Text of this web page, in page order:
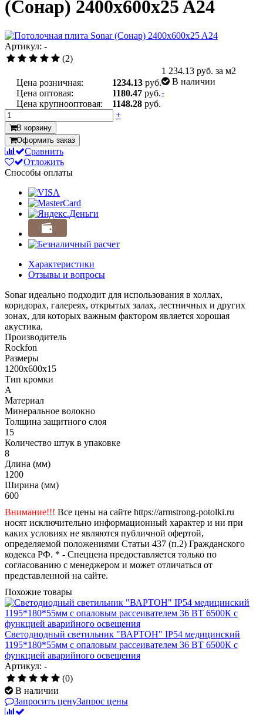
(Сонар) 2400x600x25 A24
Артикул: -
(2)
Цена розничная: 1234.13 руб.
Цена оптовая:
1180.47 руб.
Цена крупнооптовая:
1148.28 руб.
1 234.13 руб. за м2
В наличии
-
+
В корзину
Оформить заказ
Сравнить
Отложить
Способы оплаты
Характеристики
Отзывы и вопросы
Sonar идеально подходит для использования в холлах,
коридорах, галереях, открытых залах, лестничных и других
зонах, для которых важным фактором является хорошая
акустика.
Производитель
Rockfon
Размеры
1200x600x15
Тип кромки
A
Материал
Минеральное волокно
Толщина защитного слоя
15
Количество штук в упаковке
8
Длина (мм)
1200
Ширина (мм)
600
Внимание!!! Все цены на сайте https://armstrong-potolki.ru
носят исключительно информационный характер и ни при
каких условиях не являются публичной офертой,
определяемой положениями Статьи 437 (п.2) Гражданского
кодекса РФ. * - Спеццена предоставляется только по
согласованию с менеджером и может отличаться от
представленной на сайте.
Похожие товары
Светодиодный светильник "ВАРТОН" IP54 медицинский
1195*180*55мм с опаловым рассеивателем 36 ВТ 6500К с
функцией аварийного освещения
Артикул: -
(0)
В наличии
Запросить ценуЗапрос цены